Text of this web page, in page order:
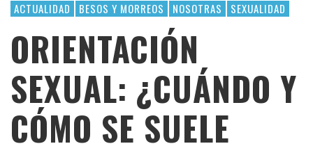
ACTUALIDAD BESOS Y MORREOS NOSOTRAS SEXUALIDAD
ORIENTACIÓN
SEXUAL: ¿CUÁNDO Y
CÓMO SE SUELE